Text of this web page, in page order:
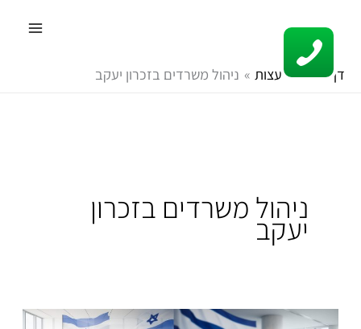
לתוכן
דף הבית עצות ניהול משרדים בזכרון יעקב
ניהול משרדים בזכרון
יעקב
בעלי